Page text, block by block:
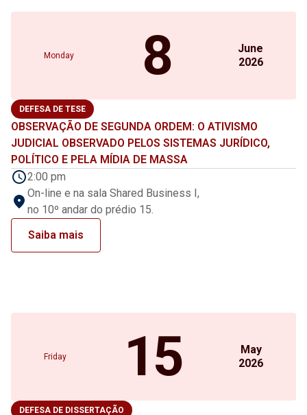
Monday 8
June
2026
DEFESA DE TESE
OBSERVAÇÃO DE SEGUNDA ORDEM: O ATIVISMO
JUDICIAL OBSERVADO PELOS SISTEMAS JURÍDICO,
POLÍTICO E PELA MÍDIA DE MASSA
2:00 pm
On-line e na sala Shared Business I,
no 10º andar do prédio 15.
Saiba mais
Friday 15
May
2026
DEFESA DE DISSERTAÇÃO